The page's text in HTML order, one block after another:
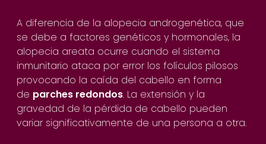
A diferencia de la alopecia androgenética, que
se debe a factores genéticos y hormonales, la
alopecia areata ocurre cuando el sistema
inmunitario ataca por error los folículos pilosos
provocando la caída del cabello en forma
de parches redondos. La extensión y la
gravedad de la pérdida de cabello pueden
variar significativamente de una persona a otra.